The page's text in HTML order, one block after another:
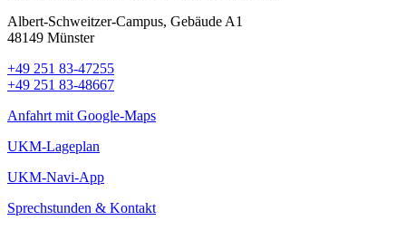
Albert-Schweitzer-Campus, Gebäude A1
48149 Münster
+49 251 83-47255
+49 251 83-48667
Anfahrt mit Google-Maps
UKM-Lageplan
UKM-Navi-App
Sprechstunden & Kontakt